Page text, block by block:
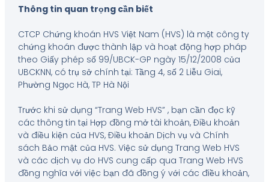
Thông tin quan trọng cần biết
CTCP Chứng khoán HVS Việt Nam (HVS) là một công ty
chứng khoán được thành lập và hoạt động hợp pháp
theo Giấy phép số 99/UBCK-GP ngày 15/12/2008 của
UBCKNN, có trụ sở chính tại: Tầng 4, số 2 Liễu Giai,
Phường Ngọc Hà, TP Hà Nội
Trước khi sử dụng “Trang Web HVS” , bạn cần đọc kỹ
các thông tin tại Hợp đồng mở tài khoản, Điều khoản
và điều kiện của HVS, Điều khoản Dịch vụ và Chính
sách Bảo mật của HVS. Việc sử dụng Trang Web HVS
và các dịch vụ do HVS cung cấp qua Trang Web HVS
đồng nghĩa với việc bạn đã đồng ý với các điều khoản,